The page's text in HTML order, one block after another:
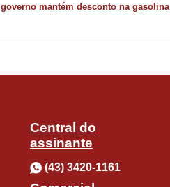
governo mantém desconto na gasolina
Central do
assinante
(43) 3420-1161